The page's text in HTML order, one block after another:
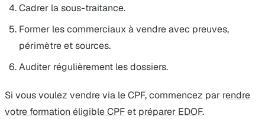
Cadrer la sous-traitance.
Former les commerciaux à vendre avec preuves,
périmètre et sources.
Auditer régulièrement les dossiers.
Si vous voulez vendre via le CPF, commencez par rendre
votre formation éligible CPFet préparer EDOF.